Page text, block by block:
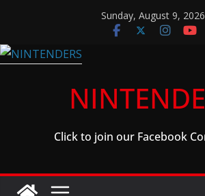
content
Sunday, August 9, 2026
Click to join our Facebook